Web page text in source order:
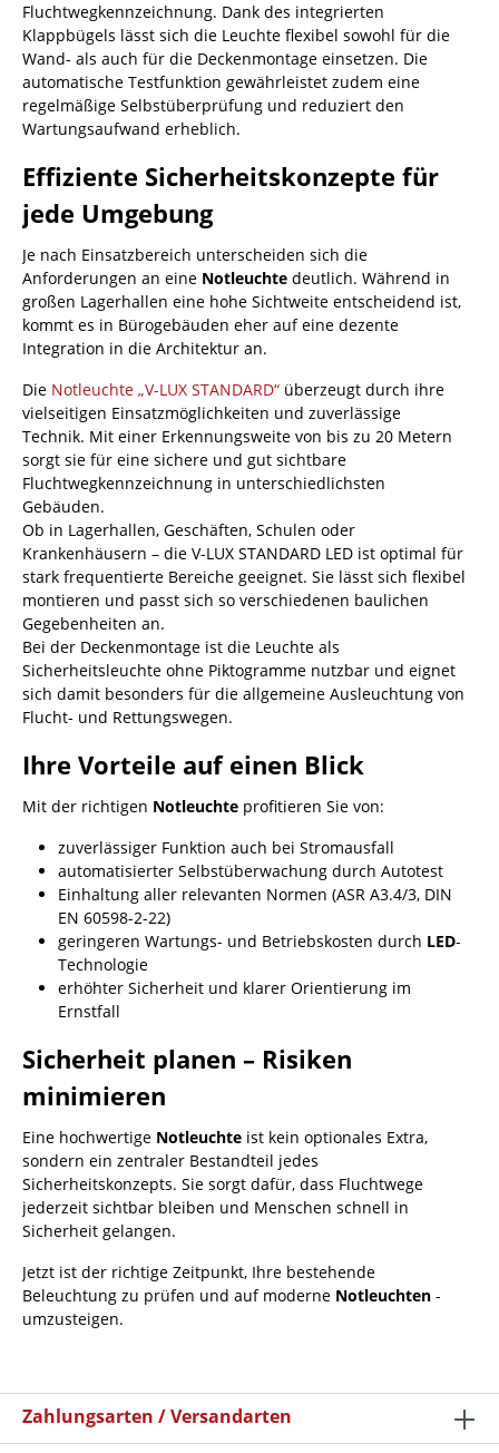
Fluchtwegkennzeichnung. Dank des integrierten
Klappbügels lässt sich die Leuchte flexibel sowohl für die
Wand- als auch für die Deckenmontage einsetzen. Die
automatische Testfunktion gewährleistet zudem eine
regelmäßige Selbstüberprüfung und reduziert den
Wartungsaufwand erheblich.
Effiziente Sicherheitskonzepte für
jede Umgebung
Je nach Einsatzbereich unterscheiden sich die
Anforderungen an eine Notleuchte deutlich. Während in
großen Lagerhallen eine hohe Sichtweite entscheidend ist,
kommt es in Bürogebäuden eher auf eine dezente
Integration in die Architektur an.
Die Notleuchte „V-LUX STANDARD“ überzeugt durch ihre
vielseitigen Einsatzmöglichkeiten und zuverlässige
Technik. Mit einer Erkennungsweite von bis zu 20 Metern
sorgt sie für eine sichere und gut sichtbare
Fluchtwegkennzeichnung in unterschiedlichsten
Gebäuden.
Ob in Lagerhallen, Geschäften, Schulen oder
Krankenhäusern – die V-LUX STANDARD LED ist optimal für
stark frequentierte Bereiche geeignet. Sie lässt sich flexibel
montieren und passt sich so verschiedenen baulichen
Gegebenheiten an.
Bei der Deckenmontage ist die Leuchte als
Sicherheitsleuchte ohne Piktogramme nutzbar und eignet
sich damit besonders für die allgemeine Ausleuchtung von
Flucht- und Rettungswegen.
Ihre Vorteile auf einen Blick
Mit der richtigen Notleuchte profitieren Sie von:
zuverlässiger Funktion auch bei Stromausfall
automatisierter Selbstüberwachung durch Autotest
Einhaltung aller relevanten Normen (ASR A3.4/3, DIN
EN 60598-2-22)
geringeren Wartungs- und Betriebskosten durch LED-
Technologie
erhöhter Sicherheit und klarer Orientierung im
Ernstfall
Sicherheit planen – Risiken
minimieren
Eine hochwertige Notleuchte ist kein optionales Extra,
sondern ein zentraler Bestandteil jedes
Sicherheitskonzepts. Sie sorgt dafür, dass Fluchtwege
jederzeit sichtbar bleiben und Menschen schnell in
Sicherheit gelangen.
Jetzt ist der richtige Zeitpunkt, Ihre bestehende
Beleuchtung zu prüfen und auf moderne Notleuchten -
umzusteigen.
Zahlungsarten / Versandarten